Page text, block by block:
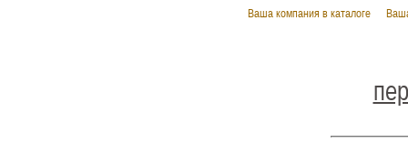
Ваша компания в каталоге